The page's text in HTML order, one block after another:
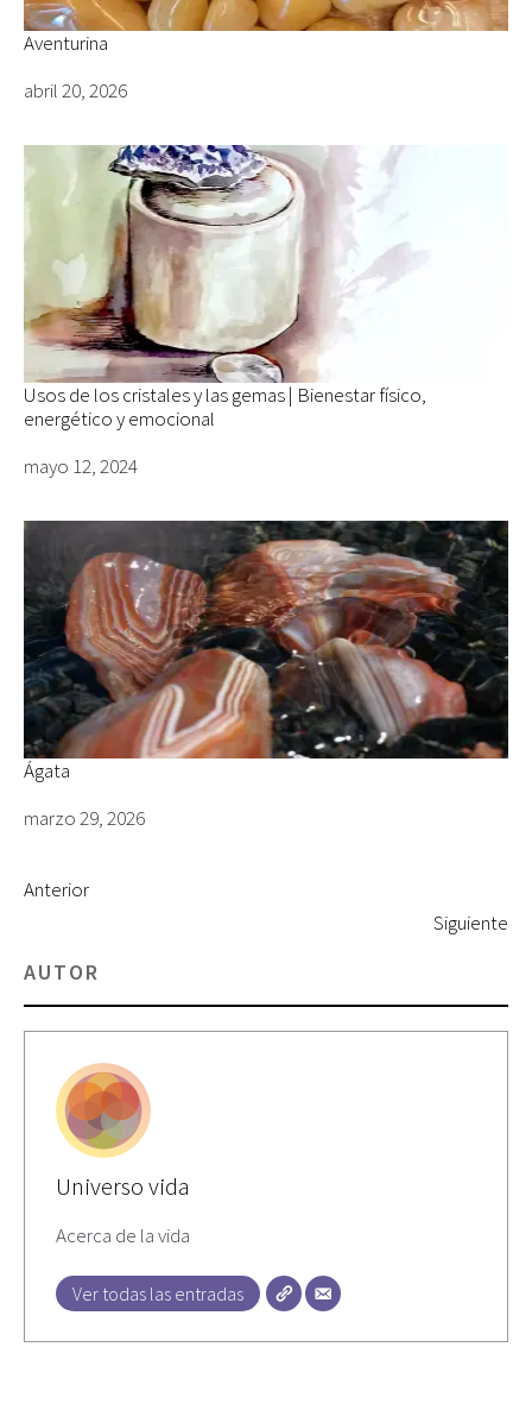
Aventurina
Fecha
abril 20, 2026
Usos de los cristales y las gemas | Bienestar físico,
energético y emocional
Fecha
mayo 12, 2024
Ágata
Fecha
marzo 29, 2026
Anterior
Siguiente
AUTOR
Universo vida
Acerca de la vida
Ver todas las entradas